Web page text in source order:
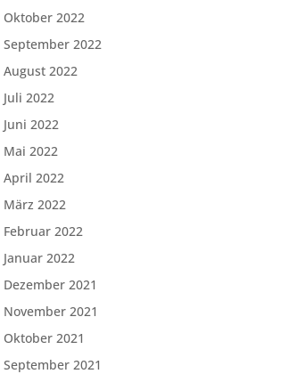
Oktober 2022
September 2022
August 2022
Juli 2022
Juni 2022
Mai 2022
April 2022
März 2022
Februar 2022
Januar 2022
Dezember 2021
November 2021
Oktober 2021
September 2021